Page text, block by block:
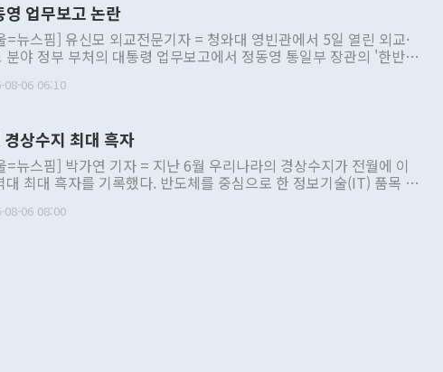
영 업무보고 논란
=뉴스핌] 유신모 외교전문기자 = 청와대 영빈관에서 5일 열린 외교·
분야 정부 부처의 대통령 업무보고에서 정동영 통일부 장관의 '한반도
중에는 정부 내 조율을 거치지 않은 사안을 정책으로 추진하겠다고 공
희망에 근거한 비현실적 구상'이라는 비판을 내놨다. 그동안 정 장
대북 정책 관련 발언이 물의를 빚은 적은 여러 번 있지만 대통령과 유
처 장관이 공개적으로 부정적 입장을 표명한 것은 이례적이다. 정 장
무리한 대북 접근법과 월권을 제어해야 한다는 목소리도 높아지고 있
다고도 했다. 또 "현 시점에서 흘러간 선(先)비핵화만 되뇌는 것은
08-06 06:10
상수지 최대 흑자
=뉴스핌] 박가연 기자 = 지난 6월 우리나라의 경상수지가 전월에 이
대 최대 흑자를 기록했다. 반도체를 중심으로 한 정보기술(IT) 품목 수
6일 발표한 '2026년 6월 국제수지(잠정)'에 따르
간 기준 처음으로 1000억달러를 넘어섰다. 상품수입은 644억8000만
08-06 08:00